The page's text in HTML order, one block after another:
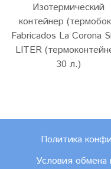
Изотермический
контейнер
Fabricados La Corona
LITER
30 л.)
Политика
Условия обмена